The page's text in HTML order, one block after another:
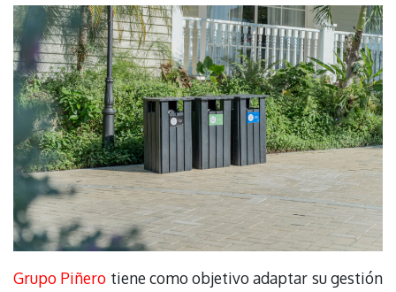
Grupo Piñero tiene como objetivo adaptar su gestión